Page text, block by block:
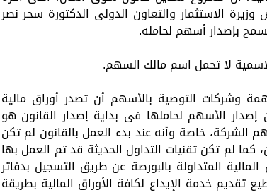
الاستثمار والتعاون الدولى الدكتورة سحر نصر
بإصدار أسهم لحامله.
لا تحمل اسم مالك السهم.
وشركات التوصية بالأسهم أن تصدر أوراق مالية
(1، 12)، وكان الهدف من إصدار الأسهم لحاملها فى بداية إصدار القانون هو
الشركة، خاصة وأنه عند بدء العمل بالقانون لم تكن
لم تكن تقنيات التداول الحديثة قد تم العمل بها
المتداولة بالبورصة عن طريق التسجيل بدفاتر
خدمة الإيداع لكافة الأوراق المالية بطريقة